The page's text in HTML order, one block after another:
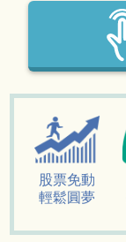
股票免動
輕鬆圓夢